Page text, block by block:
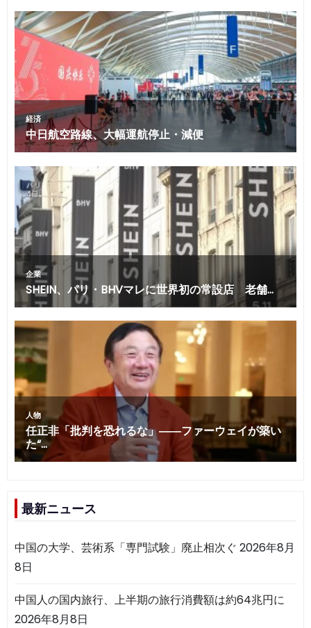
最新ニュース
中国の大学、芸術系「専門試験」廃止相次ぐ 2026年8月
8日
中国人の国内旅行、上半期の旅行消費額は約64兆円に
2026年8月8日